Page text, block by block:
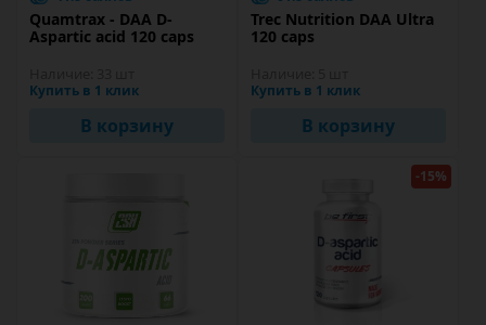
Quamtrax - DAA D-
Aspartic acid 120 caps
Купить в 1 клик
В корзину
Trec Nutrition DAA Ultra
120 caps
Купить в 1 клик
В корзину
-15%